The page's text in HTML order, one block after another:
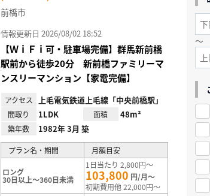
前橋市
情報更新日 2026/08/02 18:52
【ＷｉＦｉ可・駐車場完備】群馬新前橋
駅前から徒歩20分 新前橋ファミリーマ
ンスリーマンション【家電完備】
アクセス 上毛電気鉄道上毛線「中央前橋駅」
間取り 1LDK 面積 48m²
築年数 1982年 3月 築
プラン名・期間 月額目安
ロング
30日以上～360日未満
1日当たり 2,800円～
103,800 円/月～
初期費用他 22,000円～
～